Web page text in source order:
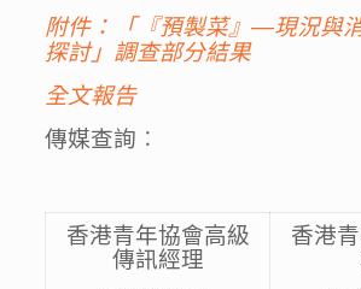
附件：「
『預製菜』—現況與
探討」調查部分結果
全文報告
傳媒查詢︰
香港青年協會高級
傳訊經理
香港